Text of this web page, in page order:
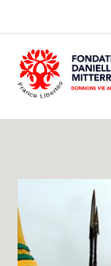
MAIN
CONTENT